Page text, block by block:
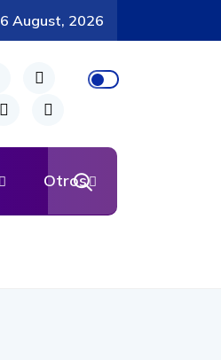
6 August, 2026
Otros